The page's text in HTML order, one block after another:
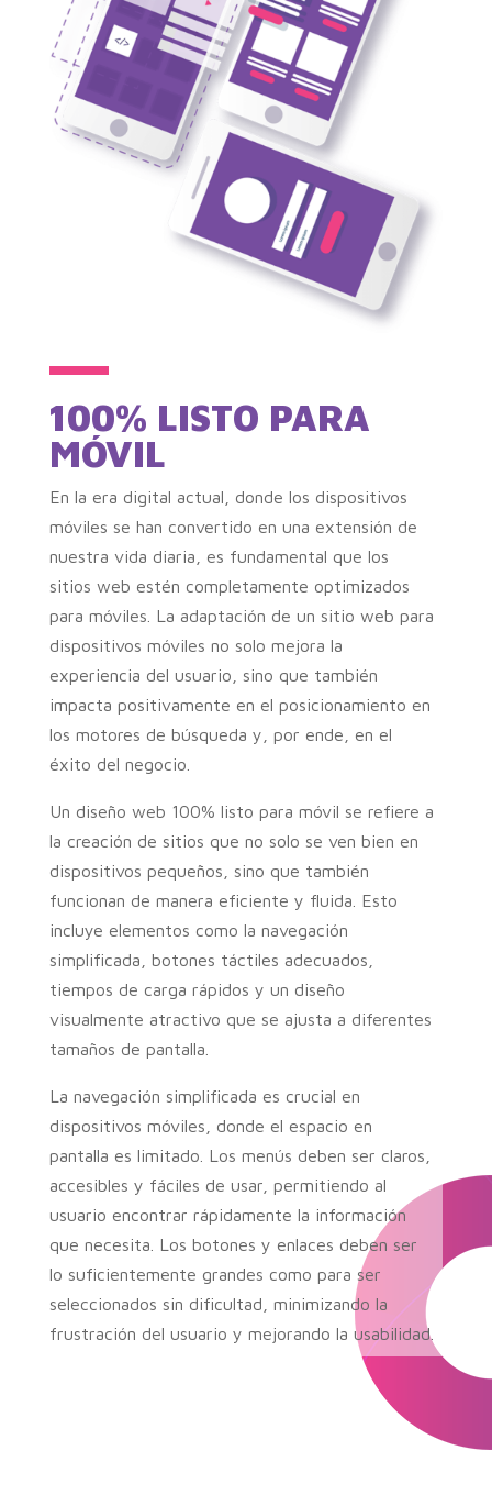
100% LISTO PARA
MÓVIL
En la era digital actual, donde los dispositivos
móviles se han convertido en una extensión de
nuestra vida diaria, es fundamental que los
sitios web estén completamente optimizados
para móviles. La adaptación de un sitio web para
dispositivos móviles no solo mejora la
experiencia del usuario, sino que también
impacta positivamente en el posicionamiento en
los motores de búsqueda y, por ende, en el
éxito del negocio.
Un diseño web 100% listo para móvil se refiere a
la creación de sitios que no solo se ven bien en
dispositivos pequeños, sino que también
funcionan de manera eficiente y fluida. Esto
incluye elementos como la navegación
simplificada, botones táctiles adecuados,
tiempos de carga rápidos y un diseño
visualmente atractivo que se ajusta a diferentes
tamaños de pantalla.
La navegación simplificada es crucial en
dispositivos móviles, donde el espacio en
pantalla es limitado. Los menús deben ser claros,
accesibles y fáciles de usar, permitiendo al
usuario encontrar rápidamente la información
que necesita. Los botones y enlaces deben ser
lo suficientemente grandes como para ser
seleccionados sin dificultad, minimizando la
frustración del usuario y mejorando la usabilidad.